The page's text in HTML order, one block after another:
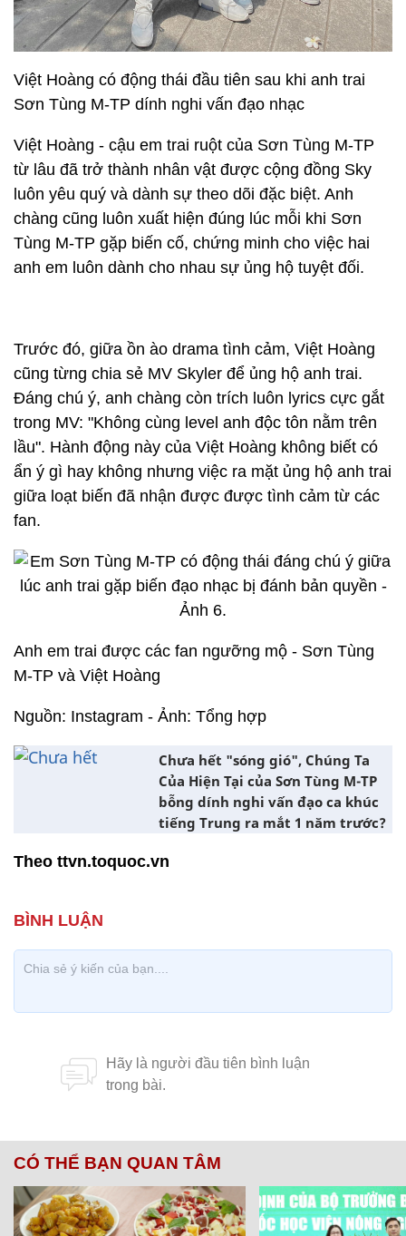
Việt Hoàng có động thái đầu tiên sau khi anh trai
Sơn Tùng M-TP dính nghi vấn đạo nhạc
Việt Hoàng - cậu em trai ruột của Sơn Tùng M-TP
từ lâu đã trở thành nhân vật được cộng đồng Sky
luôn yêu quý và dành sự theo dõi đặc biệt. Anh
chàng cũng luôn xuất hiện đúng lúc mỗi khi Sơn
Tùng M-TP gặp biến cố, chứng minh cho việc hai
anh em luôn dành cho nhau sự ủng hộ tuyệt đối.
Trước đó, giữa ồn ào drama tình cảm, Việt Hoàng
cũng từng chia sẻ MV Skyler để ủng hộ anh trai.
Đáng chú ý, anh chàng còn trích luôn lyrics cực gắt
trong MV: "Không cùng level anh độc tôn nằm trên
lầu". Hành động này của Việt Hoàng không biết có
ẩn ý gì hay không nhưng việc ra mặt ủng hộ anh trai
giữa loạt biến đã nhận được được tình cảm từ các
fan.
Anh em trai được các fan ngưỡng mộ - Sơn Tùng
M-TP và Việt Hoàng
Nguồn: Instagram - Ảnh: Tổng hợp
Chưa hết "sóng gió", Chúng Ta
Của Hiện Tại của Sơn Tùng M-TP
bỗng dính nghi vấn đạo ca khúc
tiếng Trung ra mắt 1 năm trước?
Theo ttvn.toquoc.vn
CÓ THỂ BẠN QUAN TÂM